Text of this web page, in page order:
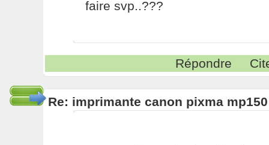
faire svp..???
Répondre
Re: imprimante canon pixma mp150